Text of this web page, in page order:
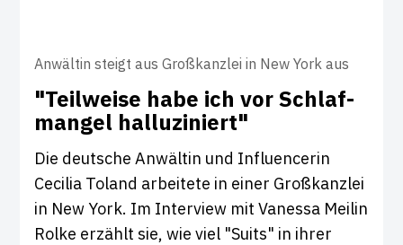
Anwältin steigt aus Großkanzlei in New York aus
"Teil­weise habe ich vor Schlaf­
mangel hal­lu­zi­niert"
Die deutsche Anwältin und Influencerin
Cecilia Toland arbeitete in einer Großkanzlei
in New York. Im Interview mit Vanessa Meilin
Rolke erzählt sie, wie viel "Suits" in ihrer